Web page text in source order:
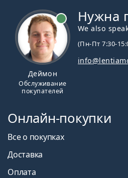
Деймон
Обслуживание
покупателей
Нужна
We also
(Пн-Пт 7:30-
Онлайн-покупки
Все о покупках
Доставка
Оплата